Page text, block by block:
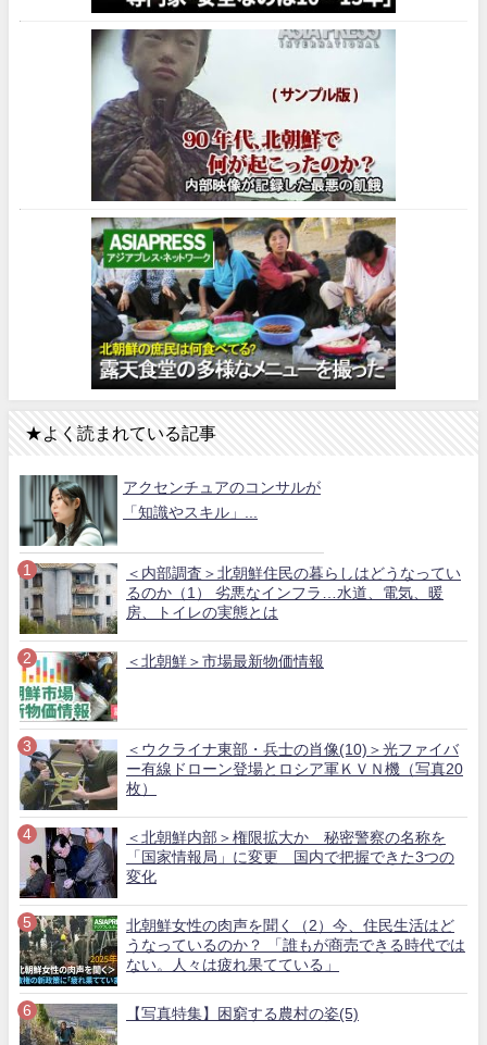
★よく読まれている記事
アクセンチュアのコンサルが
「知識やスキル」...
＜内部調査＞北朝鮮住民の暮らしはどうなってい
るのか（1） 劣悪なインフラ…水道、電気、暖
房、トイレの実態とは
＜北朝鮮＞市場最新物価情報
＜ウクライナ東部・兵士の肖像(10)＞光ファイバ
ー有線ドローン登場とロシア軍ＫＶＮ機（写真20
枚）
＜北朝鮮内部＞権限拡大か 秘密警察の名称を
「国家情報局」に変更 国内で把握できた3つの
変化
北朝鮮女性の肉声を聞く（2）今、住民生活はど
うなっているのか？ 「誰もが商売できる時代では
ない。人々は疲れ果てている」
【写真特集】困窮する農村の姿(5)